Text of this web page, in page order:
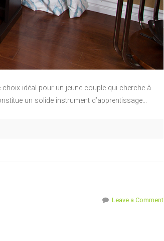
idéal pour un jeune couple qui cherche à
un solide instrument d’apprentissage…
Leave a Comment